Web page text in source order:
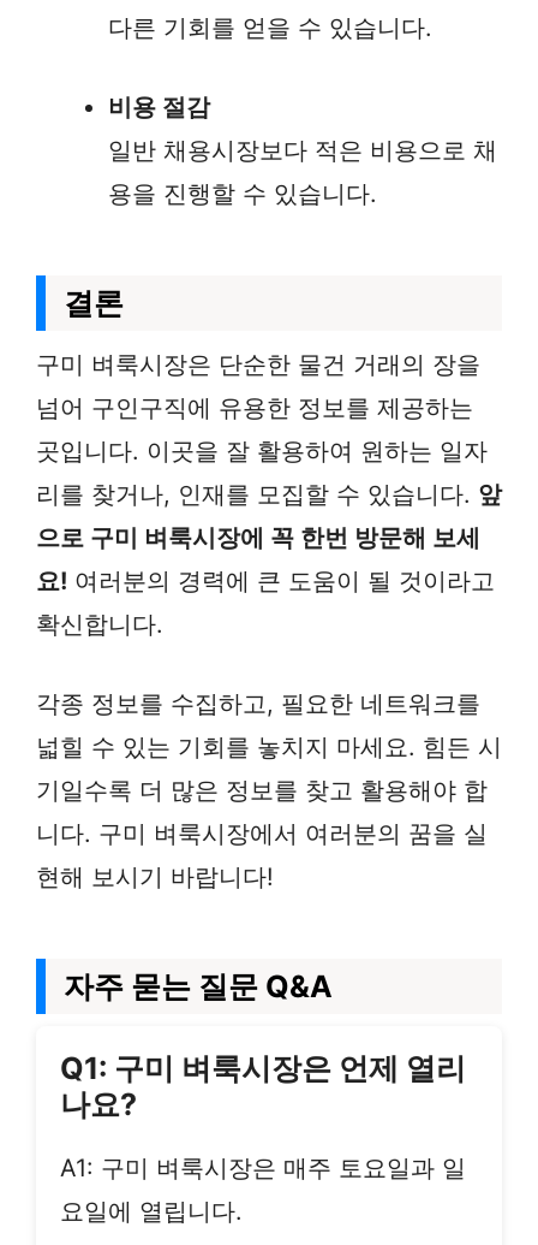
다른 기회를 얻을 수 있습니다.
비용 절감
일반 채용시장보다 적은 비용으로 채
용을 진행할 수 있습니다.
결론
구미 벼룩시장은 단순한 물건 거래의 장을
넘어 구인구직에 유용한 정보를 제공하는
곳입니다. 이곳을 잘 활용하여 원하는 일자
리를 찾거나, 인재를 모집할 수 있습니다. 앞
으로 구미 벼룩시장에 꼭 한번 방문해 보세
요! 여러분의 경력에 큰 도움이 될 것이라고
확신합니다.
각종 정보를 수집하고, 필요한 네트워크를
넓힐 수 있는 기회를 놓치지 마세요. 힘든 시
기일수록 더 많은 정보를 찾고 활용해야 합
니다. 구미 벼룩시장에서 여러분의 꿈을 실
현해 보시기 바랍니다!
자주 묻는 질문 Q&A
Q1: 구미 벼룩시장은 언제 열리
나요?
A1: 구미 벼룩시장은 매주 토요일과 일
요일에 열립니다.